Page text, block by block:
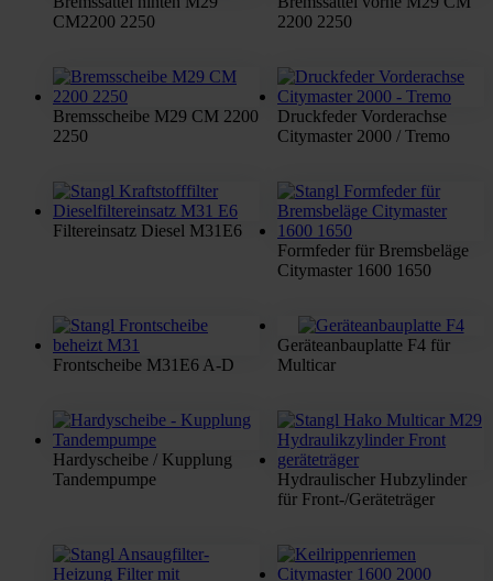
CM2200 2250
2200 2250
Bremsscheibe M29 CM 2200
2250
Druckfeder Vorderachse
Citymaster 2000 / Tremo
Filtereinsatz Diesel M31E6
Formfeder für Bremsbeläge
Citymaster 1600 1650
Frontscheibe M31E6 A-D
Geräteanbauplatte F4 für
Multicar
Hardyscheibe / Kupplung
Tandempumpe
Hydraulischer Hubzylinder
für Front-/Geräteträger